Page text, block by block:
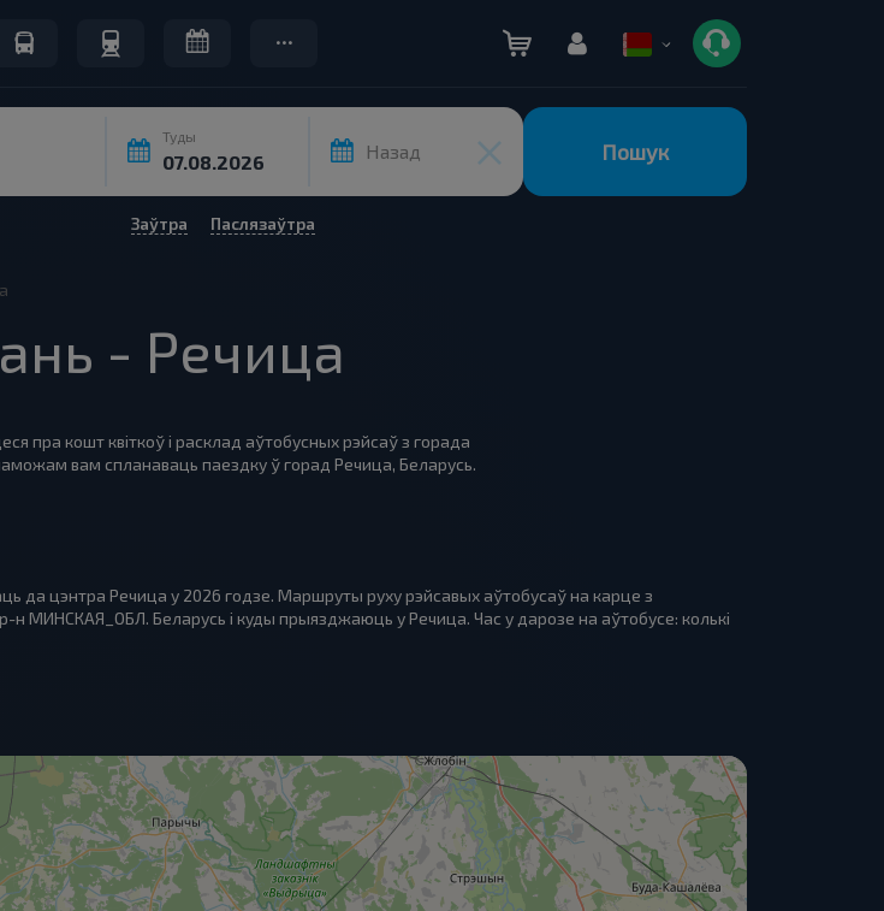
Туды
Назад Пошук
Заўтра Паслязаўтра
- Речица
пра кошт квіткоў і расклад аўтобусных рэйсаў з горада
вам спланаваць паездку ў горад Речица, Беларусь.
цэнтра Речица у 2026 годзе. Маршруты руху рэйсавых аўтобусаў на карце з
Беларусь і куды прыязджаюць у Речица. Час у дарозе на аўтобусе: колькі